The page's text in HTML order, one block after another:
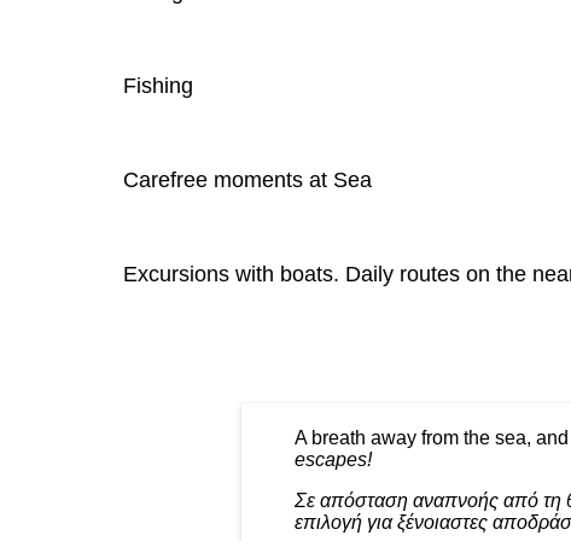
Fishing
Carefree moments at Sea
Excursions with boats. Daily routes on the
A breath away from the sea,
escapes!
Σε απόσταση αναπνοής από τη
επιλογή για ξένοιαστες